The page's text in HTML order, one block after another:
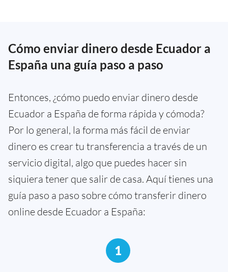
Cómo enviar dinero desde Ecuador a
España una guía paso a paso
Entonces, ¿cómo puedo enviar dinero desde
Ecuador a España de forma rápida y cómoda?
Por lo general, la forma más fácil de enviar
dinero es crear tu transferencia a través de un
servicio digital, algo que puedes hacer sin
siquiera tener que salir de casa. Aquí tienes una
guía paso a paso sobre cómo transferir dinero
online desde Ecuador a España:
1